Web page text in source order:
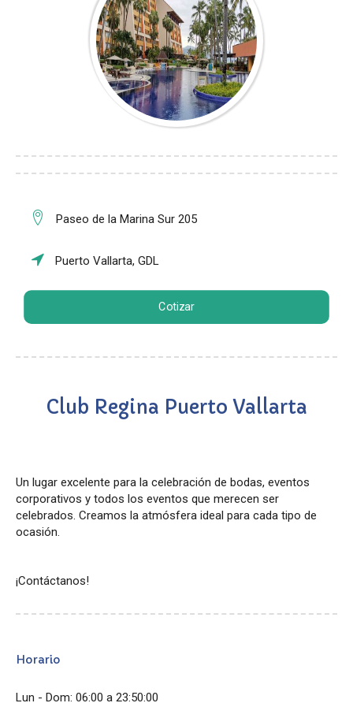
Paseo de la Marina Sur 205
Puerto Vallarta, GDL
Cotizar
Club Regina Puerto Vallarta
Un lugar excelente para la celebración de bodas, eventos
corporativos y todos los eventos que merecen ser
celebrados. Creamos la atmósfera ideal para cada tipo de
ocasión.
¡Contáctanos!
Horario
Lun - Dom: 06:00 a 23:50:00